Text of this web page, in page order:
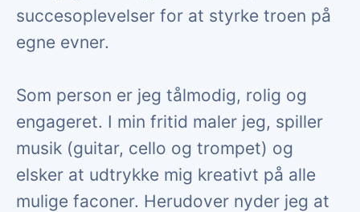
succesoplevelser for at styrke troen på
egne evner.
Som person er jeg tålmodig, rolig og
engageret. I min fritid maler jeg, spiller
musik (guitar, cello og trompet) og
elsker at udtrykke mig kreativt på alle
mulige faconer. Herudover nyder jeg at